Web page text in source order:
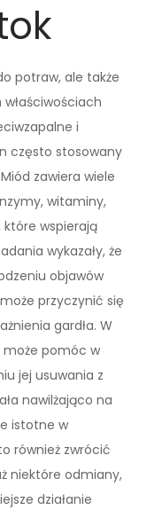
potraw, ale także
i
często stosowany
zawiera wiele
witaminy,
które wspierają
wykazały, że
objawów
przyczynić się
gardła. W
może pomóc w
jej usuwania z
nawilżająco na
istotne w
również zwrócić
niektóre odmiany,
działanie